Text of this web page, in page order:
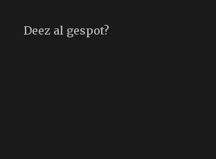
Deez al gespot?